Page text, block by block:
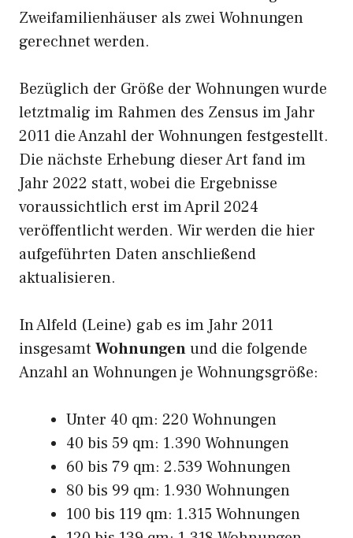
Zweifamilienhäuser als zwei Wohnungen
gerechnet werden.
Bezüglich der Größe der Wohnungen wurde
letztmalig im Rahmen des Zensus im Jahr
2011 die Anzahl der Wohnungen festgestellt.
Die nächste Erhebung dieser Art fand im
Jahr 2022 statt, wobei die Ergebnisse
voraussichtlich erst im April 2024
veröffentlicht werden. Wir werden die hier
aufgeführten Daten anschließend
aktualisieren.
In Alfeld (Leine) gab es im Jahr 2011
insgesamt Wohnungenund die folgende
Anzahl an Wohnungen je Wohnungsgröße:
Unter 40 qm: 220 Wohnungen
40 bis 59 qm: 1.390 Wohnungen
60 bis 79 qm: 2.539 Wohnungen
80 bis 99 qm: 1.930 Wohnungen
100 bis 119 qm: 1.315 Wohnungen